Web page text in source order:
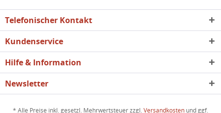
Telefonischer Kontakt
Kundenservice
Hilfe & Information
Newsletter
* Alle Preise inkl. gesetzl. Mehrwertsteuer zzgl. Versandkosten und ggf.